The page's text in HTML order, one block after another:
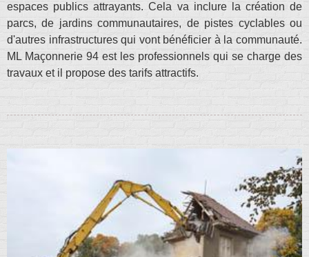
espaces publics attrayants. Cela va inclure la création de
parcs, de jardins communautaires, de pistes cyclables ou
d'autres infrastructures qui vont bénéficier à la communauté.
ML Maçonnerie 94 est les professionnels qui se charge des
travaux et il propose des tarifs attractifs.